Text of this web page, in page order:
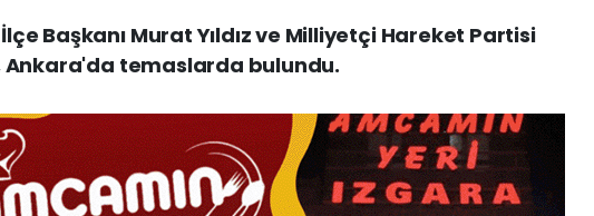
Başkanı Murat Yıldız ve Milliyetçi Hareket Partisi
Ankara'da temaslarda bulundu.